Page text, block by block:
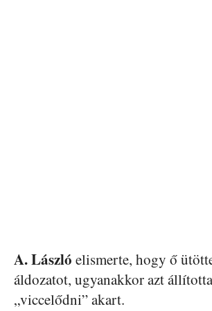
A. László elismerte, hogy ő
áldozatot, ugyanakkor azt
„viccelődni” akart.